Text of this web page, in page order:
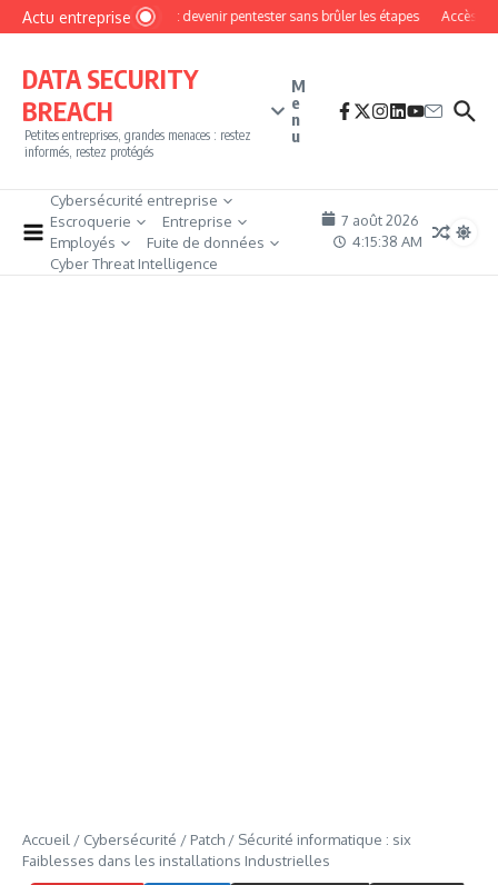
Aller au contenu
Actu entrepriseComment devenir pentester sans brûler les étapes Accès
DATA SECURITY
BREACH
Petites entreprises, grandes menaces : restez
informés, restez protégés
M
e
n
u
Cybersécurité entreprise
Escroquerie
Entreprise
Employés
Fuite de données
Cyber Threat Intelligence
7 août 2026
4:15:39 AM
Accueil / Cybersécurité / Patch / Sécurité informatique : six
Faiblesses dans les installations Industrielles